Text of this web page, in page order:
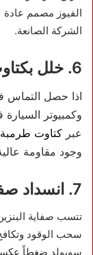
الفيوز مصمم عادة
الشركة الصانعة.
6. خلل بكتاوت طرمبة البنزين
اذا حصل التماس
وكمبيوتر
عبر كتاوت طرمبة
وجود مقاومة
7. انسداد صفاية البنزين
تتسب صفاية
سحب الوقود
سويولد ضغطاً